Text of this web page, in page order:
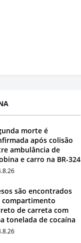
morte é
após colisão
ambulância de
e carro na BR-324
são encontrados
compartimento
de carreta com
tonelada de cocaína